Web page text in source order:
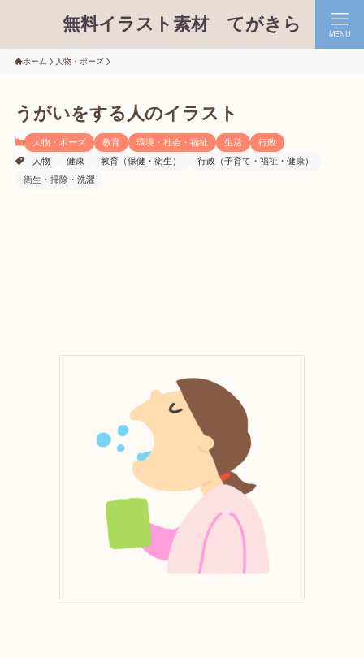
無料イラスト素材 てがきら MENU
ホーム 人物・ポーズ
うがいをする人のイラスト
人物・ポーズ 教育 環境・社会・福祉 生活
行政
人物
健康 教育（保健・衛生）
行政（子育て・福祉・健康）
衛生・掃除・洗濯